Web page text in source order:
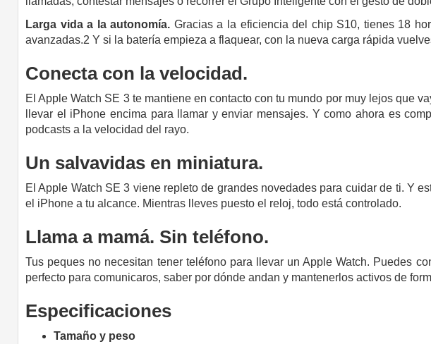
Larga vida a la autonomía. Gracias a la eficiencia del chip S10, tienes 18
avanzadas.2 Y si la batería empieza a flaquear, con la nueva carga rápida
Conecta con la velocidad.
El Apple Watch SE 3 te mantiene en contacto con tu mundo por muy lejos que
llevar el iPhone encima para llamar y enviar mensajes. Y como ahora es
podcasts a la velocidad del rayo.
Un salvavidas en miniatura.
El Apple Watch SE 3 viene repleto de grandes novedades para cuidar de ti. Y
el iPhone a tu alcance. Mientras lleves puesto el reloj, todo está controlado.
Llama a mamá. Sin teléfono.
Tus peques no necesitan tener teléfono para llevar un Apple Watch. Puedes
perfecto para comunicaros, saber por dónde andan y mantenerlos activos de
Especificaciones
Tamaño y peso